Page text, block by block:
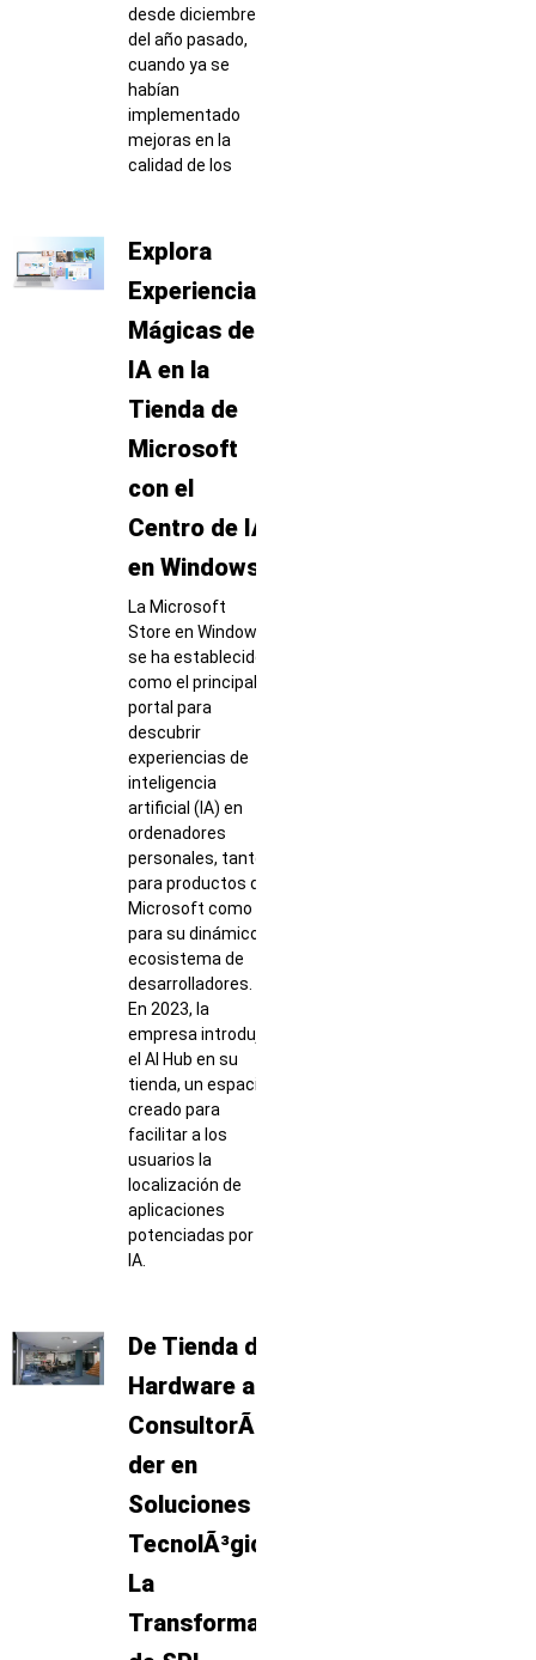
desde diciembre
del año pasado,
cuando ya se
habían
implementado
mejoras en la
calidad de los
Explora
Experiencias
Mágicas de
IA en la
Tienda de
Microsoft
con el
Centro de IA
en Windows
La Microsoft
Store en Windows
se ha establecido
como el principal
portal para
descubrir
experiencias de
inteligencia
artificial (IA) en
ordenadores
personales, tanto
para productos de
Microsoft como
para su dinámico
ecosistema de
desarrolladores.
En 2023, la
empresa introdujo
el AI Hub en su
tienda, un espacio
creado para
facilitar a los
usuarios la
localización de
aplicaciones
potenciadas por
IA.
De Tienda de
Hardware a
ConsultorÃ­a LÃ­
der en
Soluciones
TecnolÃ³gicas:
La
TransformaciÃ³n